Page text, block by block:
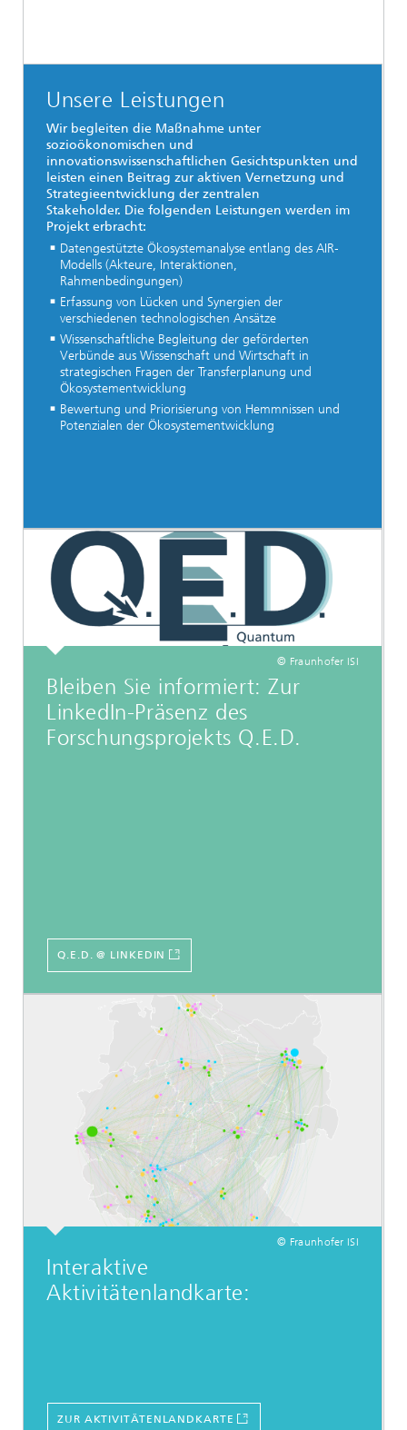
Unsere Leistungen
Wir begleiten die Maßnahme unter
sozioökonomischen und
innovationswissenschaftlichen Gesichtspunkten und
leisten einen Beitrag zur aktiven Vernetzung und
Strategieentwicklung der zentralen
Stakeholder. Die folgenden Leistungen werden im
Projekt erbracht:
Datengestützte Ökosystemanalyse entlang des AIR‐
Modells (Akteure, Interaktionen,
Rahmenbedingungen)
Erfassung von Lücken und Synergien der
verschiedenen technologischen Ansätze
Wissenschaftliche Begleitung der geförderten
Verbünde aus Wissenschaft und Wirtschaft in
strategischen Fragen der Transferplanung und
Ökosystementwicklung
Bewertung und Priorisierung von Hemmnissen und
Potenzialen der Ökosystementwicklung
© Fraunhofer ISI
Bleiben Sie informiert: Zur
LinkedIn-Präsenz des
Forschungsprojekts Q.E.D.
Q.E.D. @ LINKEDIN
© Fraunhofer ISI
Interaktive
Aktivitätenlandkarte:
ZUR AKTIVITÄTENLANDKARTE